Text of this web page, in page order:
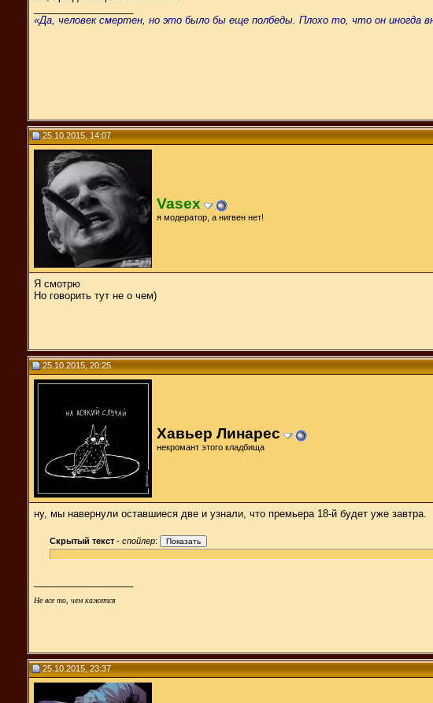
«Да, человек смертен, но это было бы еще полбеды. Плохо то, что он иногда
25.10.2015, 14:07
Vasex
я модератор, а нигвен нет!
Я смотрю
Но говорить тут не о чем)
25.10.2015, 20:25
Хавьер Линарес
некромант этого кладбища
ну, мы навернули оставшиеся две и узнали, что премьера 18-й будет уже завтра.
Скрытый текст - спойлер:
Не все то, чем кажется
25.10.2015, 23:37